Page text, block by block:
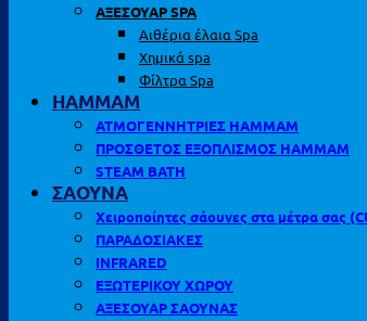
ΑΞΕΣΟΥΑΡ SPA
Αιθέρια έλαια Spa
Χημικά spa
Φίλτρα Spa
HAMMAM
ΑΤΜΟΓΕΝΝΗΤΡΙΕΣ HAMMAM
ΠΡΟΣΘΕΤΟΣ ΕΞΟΠΛΙΣΜΟΣ HAMMAM
STEAM BATH
ΣΑΟΥΝΑ
Χειροποίητες σάουνες στα μέτρα σας
ΠΑΡΑΔΟΣΙΑΚΕΣ
INFRARED
ΕΞΩΤΕΡΙΚΟΥ ΧΩΡΟΥ
ΑΞΕΣΟΥΑΡ ΣΑΟΥΝΑΣ